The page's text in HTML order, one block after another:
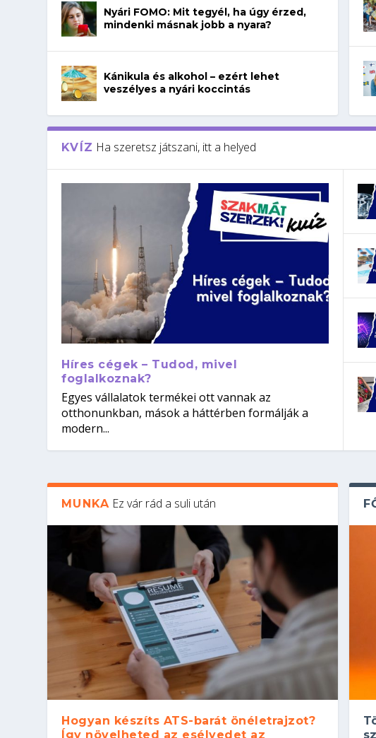
Nyári FOMO: Mit tegyél, ha úgy érzed,
mindenki másnak jobb a nyara?
Kánikula és alkohol – ezért lehet
veszélyes a nyári koccintás
KVÍZ Ha szeretsz játszani, itt a helyed
Híres cégek – Tudod, mivel
foglalkoznak?
Egyes vállalatok termékei ott vannak az
otthonunkban, mások a háttérben formálják a
modern...
MUNKA Ez vár rád a suli után
Hogyan készíts ATS-barát önéletrajzot?
Így növelheted az esélyedet az